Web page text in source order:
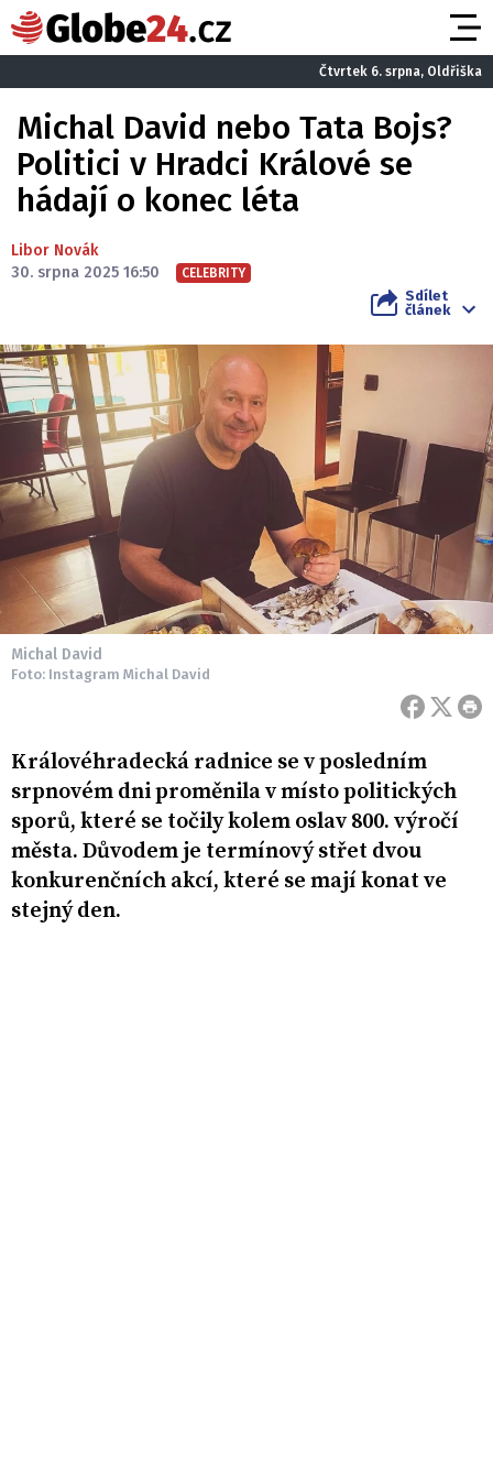
Čtvrtek 6. srpna, Oldřiška
Michal David nebo Tata Bojs?
Politici v Hradci Králové se
hádají o konec léta
Libor Novák
30. srpna 2025 16:50
CELEBRITY
Sdílet
článek
Michal David
Foto: Instagram Michal David
Královéhradecká radnice se v posledním
srpnovém dni proměnila v místo politických
sporů, které se točily kolem oslav 800. výročí
města. Důvodem je termínový střet dvou
konkurenčních akcí, které se mají konat ve
stejný den.